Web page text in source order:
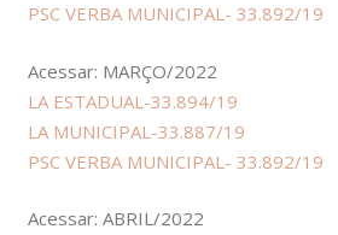
PSC VERBA MUNICIPAL- 33.892/19
Acessar: MARÇO/2022
LA ESTADUAL-33.894/19
LA MUNICIPAL-33.887/19
PSC VERBA MUNICIPAL- 33.892/19
Acessar: ABRIL/2022